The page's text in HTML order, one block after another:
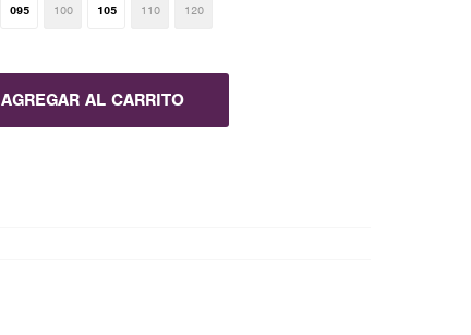
095 100 105 110 120
AGREGAR AL CARRITO